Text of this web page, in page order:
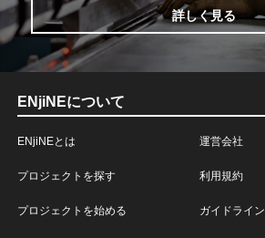
詳しく見る
ENjiNEについて
ENjiNEとは
プロジェクトを探す
プロジェクトを始める
運営会社
利用規約
ガイドライン